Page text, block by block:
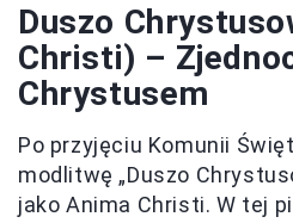
Duszo
Christi) –
Chrystusem
Po przyjęciu Komunii
modlitwę „Duszo
jako Anima Christi. W tej